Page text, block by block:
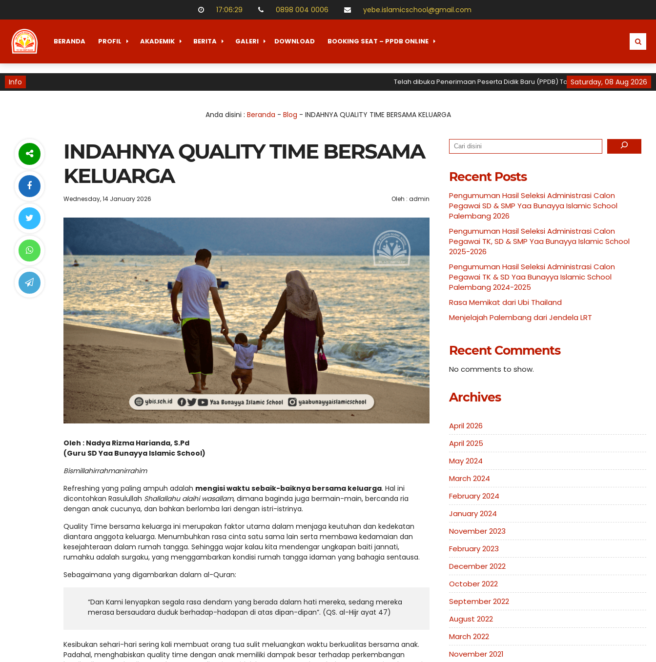
17:06:30 0898 004 0006 yebe.islamicschool@gmail.com
BERANDA PROFIL AKADEMIK BERITA GALERI DOWNLOAD BOOKING SEAT – PPDB ONLINE
Info Saturday, 08 Aug 2026
Telah dibuka Penerimaan Peserta Didik Baru (PPDB) Tahun Ajaran 2026 / 2027 untuk
Anda disini : Beranda - Blog - INDAHNYA QUALITY TIME BERSAMA KELUARGA
INDAHNYA QUALITY TIME BERSAMA
KELUARGA
Wednesday, 14 January 2026 Oleh : admin
Oleh : Nadya Rizma Harianda, S.Pd
(Guru SD Yaa Bunayya Islamic School)
Bismillahirrahmanirrahim
Refreshing yang paling ampuh adalah mengisi waktu sebaik-baiknya bersama keluarga. Hal ini
dicontohkan Rasulullah Shallallahu alaihi wasallam, dimana baginda juga bermain-main, bercanda ria
dengan anak cucunya, dan bahkan berlomba lari dengan istri-istrinya.
Quality Time bersama keluarga ini merupakan faktor utama dalam menjaga keutuhan dan kedekatan
diantara anggota keluarga. Menumbuhkan rasa cinta satu sama lain serta membawa kedamaian dan
kesejahteraan dalam rumah tangga. Sehingga wajar kalau kita mendengar ungkapan baiti jannati,
rumahku adalah surgaku, yang menggambarkan kondisi rumah tangga idaman yang bahagia sentausa.
Sebagaimana yang digambarkan dalam al-Quran:
“Dan Kami lenyapkan segala rasa dendam yang berada dalam hati mereka, sedang mereka
merasa bersaudara duduk berhadap-hadapan di atas dipan-dipan”. (QS. al-Hijr ayat 47)
Kesibukan sehari-hari sering kali membuat orang tua sulit meluangkan waktu berkualitas bersama anak.
Padahal, menghabiskan quality time dengan anak memiliki dampak besar terhadap perkembangan
Search
Recent Posts
Pengumuman Hasil Seleksi Administrasi Calon
Pegawai SD & SMP Yaa Bunayya Islamic School
Palembang 2026
Pengumuman Hasil Seleksi Administrasi Calon
Pegawai TK, SD & SMP Yaa Bunayya Islamic School
2025-2026
Pengumuman Hasil Seleksi Administrasi Calon
Pegawai TK & SD Yaa Bunayya Islamic School
Palembang 2024-2025
Rasa Memikat dari Ubi Thailand
Menjelajah Palembang dari Jendela LRT
Recent Comments
No comments to show.
Archives
April 2026
April 2025
May 2024
March 2024
February 2024
January 2024
November 2023
February 2023
December 2022
October 2022
September 2022
August 2022
March 2022
November 2021